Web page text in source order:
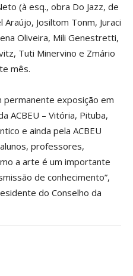
(à esq., obra Do Jazz, de
Josiltom Tonm, Juraci
Oliveira, Mili Genestretti,
Tuti Minervino e Zmário
mês.
permanente exposição em
ACBEU – Vitória, Pituba,
e ainda pela ACBEU
professores,
a arte é um importante
de conhecimento”,
do Conselho da